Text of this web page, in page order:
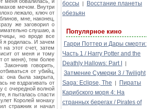
мечом. Внутри
лежало, ключ от
мне, наконец,
же заговорил о
слушаю, а
но вроде все
я родилась. И зачем
этот счет, затем
от меня и тому
от меня), тем более
говорить,
от убийц,
она была закрыта,
не вздрагивать от
с очередной волной
я пыталась спасти
Королей монаху
стражник и начал
боссы
|
Восстание планеты
обезьян
Популярное кино
Гарри Поттер и Дары смерти:
Часть 1 / Harry Potter and the
Deathly Hallows: Part I
|
Затмение Сумерки 3 / Twilight
Saga: Eclipse, The
|
Пираты
Карибского моря 4: На
странных берегах / Pirates of